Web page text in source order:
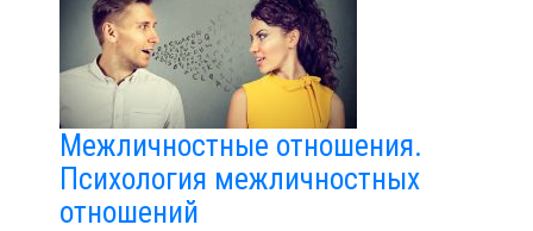
Межличностные отношения.
Психология межличностных
отношений